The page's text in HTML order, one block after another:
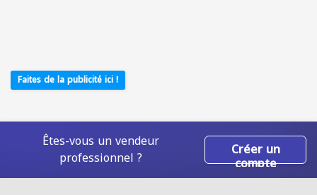
Faites de la publicité ici !
Êtes-vous un vendeur
professionnel ? Créer un
compte